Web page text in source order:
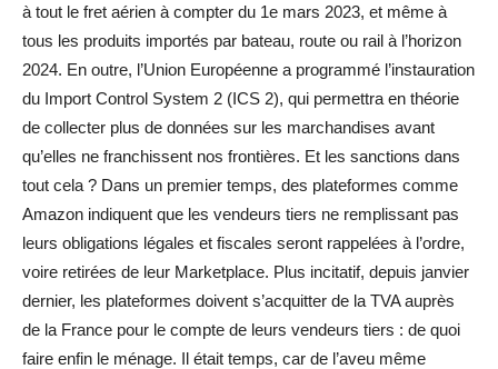
à tout le fret aérien à compter du 1e mars 2023, et même à
tous les produits importés par bateau, route ou rail à l’horizon
2024. En outre, l’Union Européenne a programmé l’instauration
du Import Control System 2 (ICS 2), qui permettra en théorie
de collecter plus de données sur les marchandises avant
qu’elles ne franchissent nos frontières. Et les sanctions dans
tout cela ? Dans un premier temps, des plateformes comme
Amazon indiquent que les vendeurs tiers ne remplissant pas
leurs obligations légales et fiscales seront rappelées à l’ordre,
voire retirées de leur Marketplace. Plus incitatif, depuis janvier
dernier, les plateformes doivent s’acquitter de la TVA auprès
de la France pour le compte de leurs vendeurs tiers : de quoi
faire enfin le ménage. Il était temps, car de l’aveu même